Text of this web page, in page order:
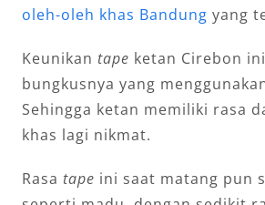
oleh-oleh khas Bandung yang
Keunikan tape ketan Cirebon
bungkusnya yang
Sehingga ketan memiliki rasa
khas lagi nikmat.
Rasa tape ini saat matang pun